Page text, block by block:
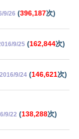
9/26 (396,187次)
9/25 (162,844次)
2016/9/24 (146,621次)
9/22 (138,288次)